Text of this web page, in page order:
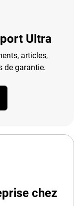
Ultra
articles,
de garantie.
chez